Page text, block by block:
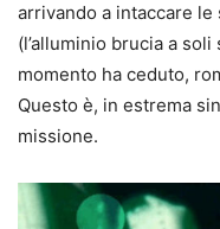
arrivando a intaccare le
(l’alluminio brucia a
momento ha ceduto,
Questo è, in estrema
missione.